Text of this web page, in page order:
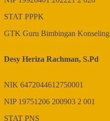
STAT PPPK
GTK Guru Bimbingan Konseling
Desy Heriza Rachman, S.Pd
NIK 6472044612750001
NIP 19751206 200903 2 001
STAT PNS